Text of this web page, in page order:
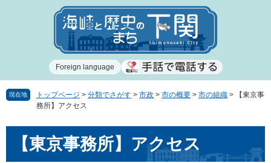
で
ば
Foreign language
現在地 トップページ > 分類でさがす > 市政 > 市の概要 > 市の組織 >
【東京事
務所】アクセス
【東京事務所】アクセス